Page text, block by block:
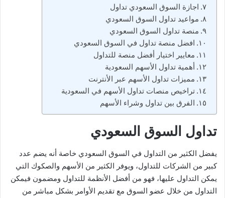
اجازة السوق السعودي تداول
مواعيد تداول السوق السعودي
منصة تداول السوق السعودي
افضل منصة تداول في السوق السعودي
معايير اختيار أفضل منصة للتداول
أهمية تداول الأسهم السعودية
مميزات تداول الأسهم عبر الأنترنت
تراخيص منصات تداول الأسهم في السعودية
الفرق بين تداول وشراء الأسهم
تداول السوق السعودي
يفضل الكثير من التداول في السوق السعودي خاصة أنه يضم عدد
كبير من الشركات للتداول، ويوفر الكثير من الأسهم والصكوك التي
يمكن التداول عليها، فهو من أفضل الأنظمة للتداول ومضمون فيمكن
التداول من خلال عضو السوق مع تقديم الأوامر بشكل مباشر من